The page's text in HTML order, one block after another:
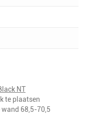
NT
te plaatsen
68,5-70,5